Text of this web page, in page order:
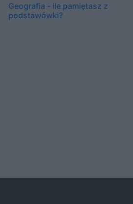
Geografia - ile pamiętasz z
podstawówki?